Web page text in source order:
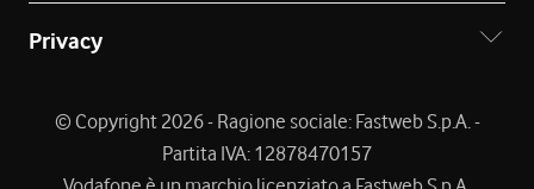
Privacy
© Copyright 2026 - Ragione sociale: Fastweb S.p.A. -
Partita IVA: 12878470157